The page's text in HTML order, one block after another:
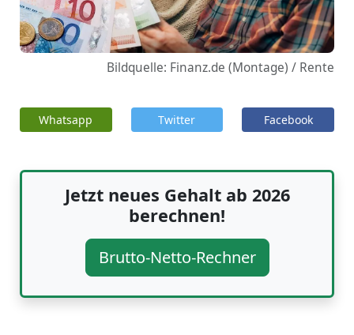
Bildquelle: Finanz.de (Montage) / Rente
Whatsapp Twitter Facebook
Jetzt neues Gehalt ab 2026
berechnen!
Brutto-Netto-Rechner